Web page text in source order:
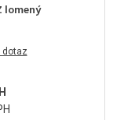
lomený
dotaz